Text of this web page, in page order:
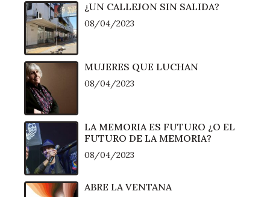
¿UN CALLEJON SIN SALIDA?
08/04/2023
MUJERES QUE LUCHAN
08/04/2023
LA MEMORIA ES FUTURO ¿O EL
FUTURO DE LA MEMORIA?
08/04/2023
ABRE LA VENTANA